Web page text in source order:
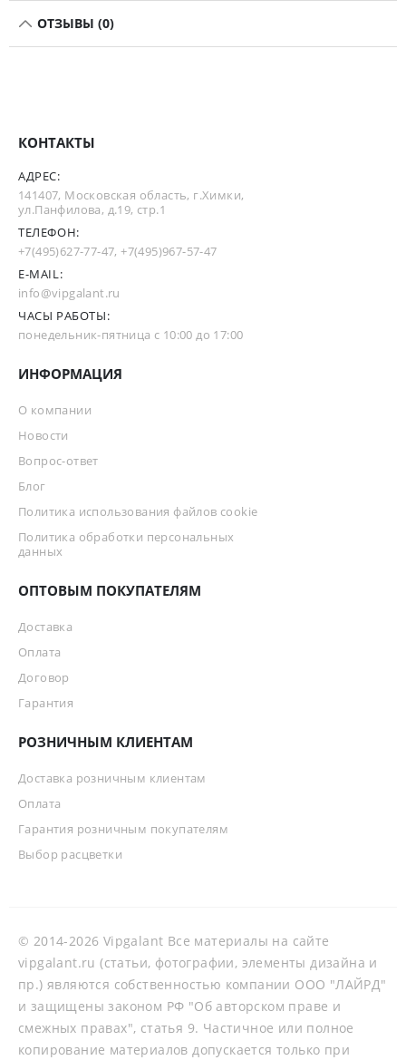
ОТЗЫВЫ (0)
КОНТАКТЫ
АДРЕС:
141407, Московская область, г.Химки,
ул.Панфилова, д.19, стр.1
ТЕЛЕФОН:
+7(495)627-77-47,+7(495)967-57-47
E-MAIL:
info@vipgalant.ru
ЧАСЫ РАБОТЫ:
понедельник-пятница с 10:00 до 17:00
ИНФОРМАЦИЯ
О компании
Новости
Вопрос-ответ
Блог
Политика использования файлов cookie
Политика обработки персональных
данных
ОПТОВЫМ ПОКУПАТЕЛЯМ
Доставка
Оплата
Договор
Гарантия
РОЗНИЧНЫМ КЛИЕНТАМ
Доставка розничным клиентам
Оплата
Гарантия розничным покупателям
Выбор расцветки
© 2014-2026 Vipgalant Все материалы на сайте
vipgalant.ru (статьи, фотографии, элементы дизайна и
пр.) являются собственностью компании ООО "ЛАЙРД"
и защищены законом РФ "Об авторском праве и
смежных правах", статья 9. Частичное или полное
копирование материалов допускается только при